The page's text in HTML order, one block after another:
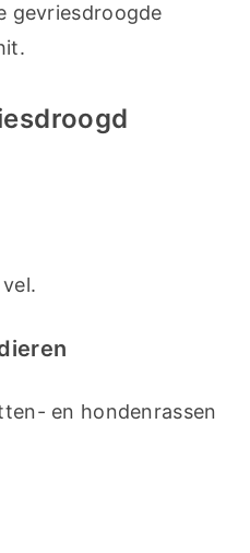
gevriesdroogde
en hondenrassen